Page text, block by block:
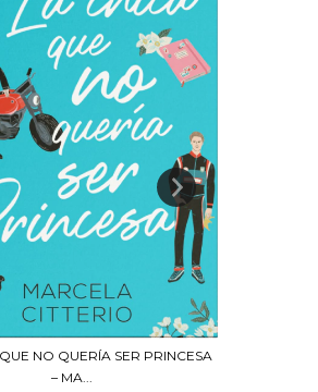
NO QUERÍA SER PRINCESA
– MA...